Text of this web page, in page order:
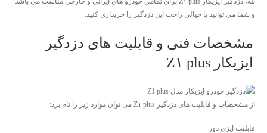
و شما می توانید با خیالی راحت این دزدگیر را خریداری کنید.
مشخصات فنی و قابلیت های دزدگیر
ایزیکار Z۱ plus
از مشخصات و قابلیت های دزدگیر Z۱ plus می توان موارد زیر را نام برد:
قابلیت ایزی دور